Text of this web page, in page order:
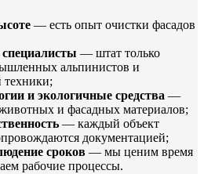
— есть опыт очистки фасадов
— штат только
альпинистов и
техники;
и экологичные средства —
и фасадных материалов;
— каждый объект
документацией;
сроков — мы ценим время
рабочие процессы.